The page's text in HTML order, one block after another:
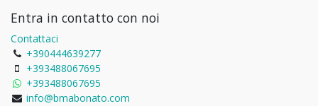
Entra in contatto con noi
Contattaci
+390444639277
+393488067695
+393488067695
info@bmabonato.com